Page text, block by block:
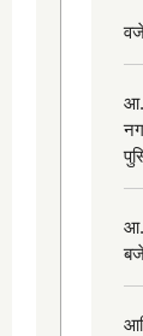
आ.